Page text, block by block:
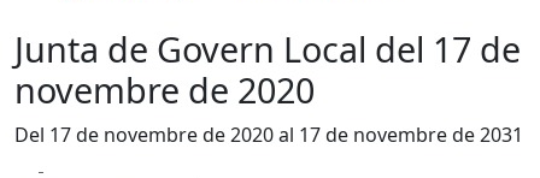
Junta de Govern Local del 17 de
novembre de 2020
Del 17 de novembre de 2020 al 17 de novembre de 2031